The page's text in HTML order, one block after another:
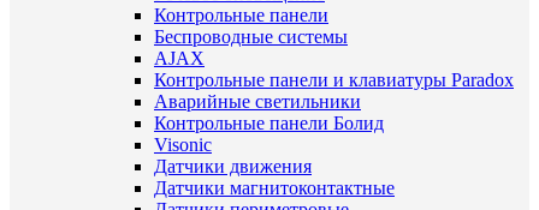
Контрольные панели
Беспроводные системы
AJAX
Контрольные панели и клавиатуры Paradox
Аварийные светильники
Контрольные панели Болид
Visonic
Датчики движения
Датчики магнитоконтактные